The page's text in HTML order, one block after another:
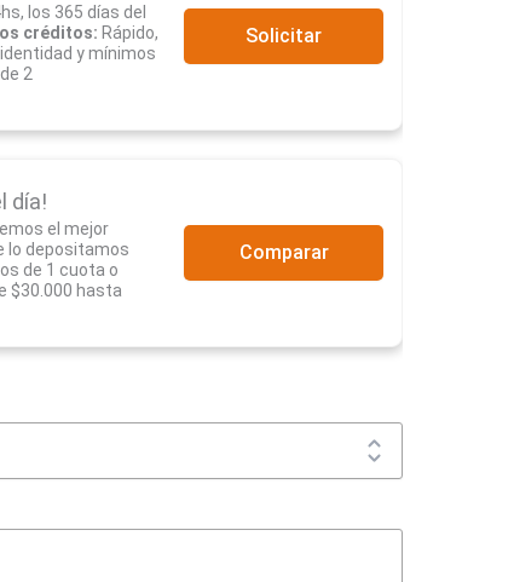
los 365 días del
créditos: Rápido,
y mínimos
2
Solicitar
día!
el mejor
lo depositamos
de 1 cuota o
$30.000 hasta
Comparar